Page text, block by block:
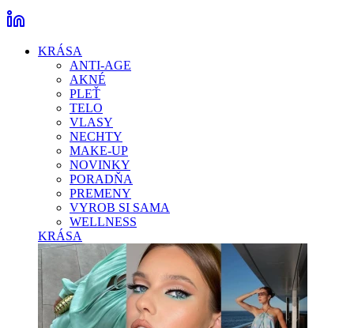
KRÁSA
ANTI-AGE
AKNÉ
PLEŤ
TELO
VLASY
NECHTY
MAKE-UP
NOVINKY
PORADŇA
PREMENY
VYROB SI SAMA
WELLNESS
KRÁSA